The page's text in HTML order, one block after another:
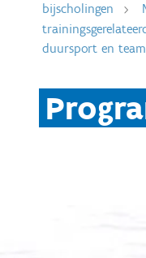
bijscholingen
duursport en